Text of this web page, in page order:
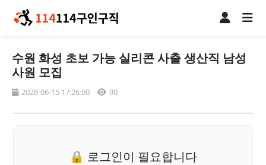
수원 화성 초보 가능 실리콘 사출 생산직 남성
사원 모집
2026-06-15 17:26:00 90
🔒 로그인이 필요합니다